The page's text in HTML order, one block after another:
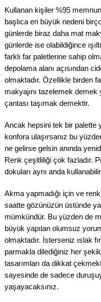
Kullanan kişiler %95
başlıca en büyük nedeni
günlerde biraz daha mat
günlerde ise olabildiğince
farklı far paletlerine sahip
depolama alanı açısından
olmaktadır. Özellikle birden
makyajını tazelemek
çantası taşımak demektir.
Ancak hepsini tek bir palette
konfora ulaşırsanız bu
ne gelirse gelsin anında
Renk çeşitliliği çok fazladır.
dokuları aynı anda
Akma yapmadığı için ve
saatte gözünüzün üstünde
mümkündür. Bu yüzden de
büyük yapılan olumsuz
olmaktadır. İsterseniz ıslak
parmakla dilediğiniz her
tasarımları da dikkat
sayesinde de sadece
yaşayacaksınız.